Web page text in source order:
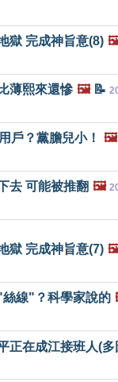
獄 完成神旨意(8)
薄熙來還慘 🖼️📝
戶？黨膽兒小！ 🖼️
去 可能被推翻 🖼️
獄 完成神旨意(7)
線"？科學家說的
正在成江接班人(多